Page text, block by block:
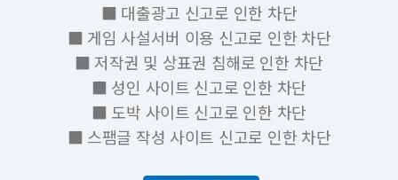
■ 대출광고 신고로 인한 차단
■ 게임 사설서버 이용 신고로 인한 차단
■ 저작권 및 상표권 침해로 인한 차단
■ 성인 사이트 신고로 인한 차단
■ 도박 사이트 신고로 인한 차단
■ 스팸글 작성 사이트 신고로 인한 차단